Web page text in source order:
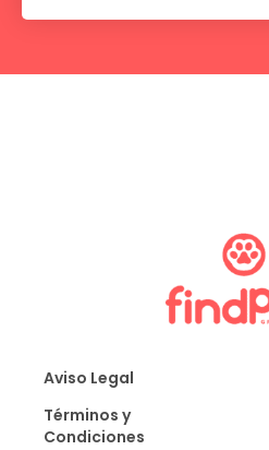
Aviso Legal
Términos y
Condiciones